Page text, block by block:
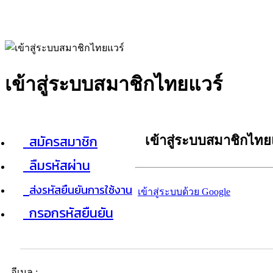
เข้าสู่ระบบสมาชิกไทยแวร์
สมัครสมาชิก
ลืมรหัสผ่าน
ส่งรหัสยืนยันการใช้งาน
กรอกรหัสยืนยัน
เข้าสู่ระบบสมาชิกไท
เข้าสู่ระบบด้วย Google